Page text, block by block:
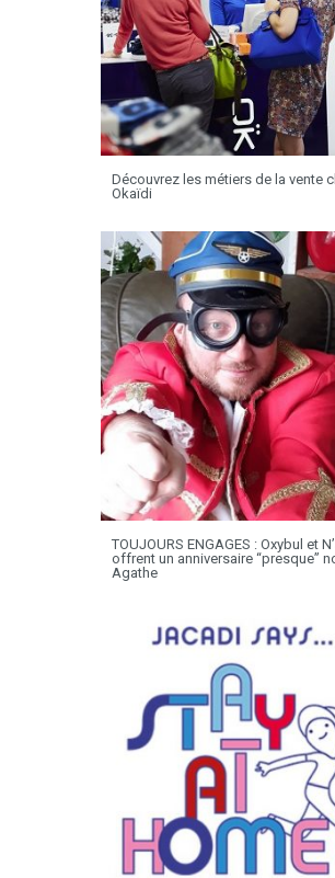
Découvrez les métiers de la vente
Okaïdi
TOUJOURS ENGAGES : Oxybul et
offrent un anniversaire “presque”
Agathe